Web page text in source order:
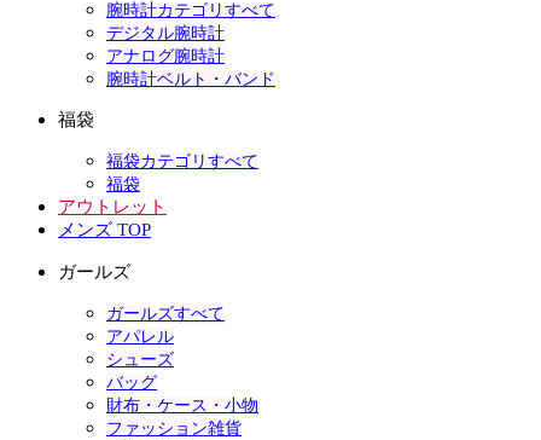
腕時計カテゴリすべて
デジタル腕時計
アナログ腕時計
腕時計ベルト・バンド
福袋
福袋カテゴリすべて
福袋
アウトレット
メンズ TOP
ガールズ
ガールズすべて
アパレル
シューズ
バッグ
財布・ケース・小物
ファッション雑貨